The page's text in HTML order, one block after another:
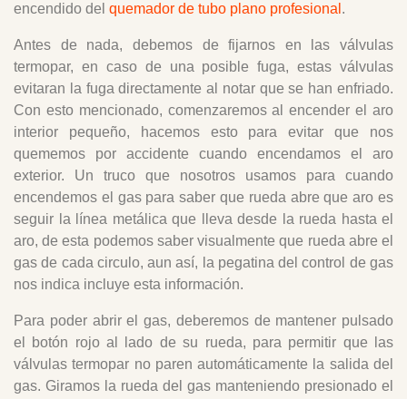
encendido del quemador de tubo plano profesional .
Antes de nada, debemos de fijarnos en las válvulas
termopar, en caso de una posible fuga, estas válvulas
evitaran la fuga directamente al notar que se han enfriado.
Con esto mencionado, comenzaremos al encender el aro
interior pequeño, hacemos esto para evitar que nos
quememos por accidente cuando encendamos el aro
exterior. Un truco que nosotros usamos para cuando
encendemos el gas para saber que rueda abre que aro es
seguir la línea metálica que lleva desde la rueda hasta el
aro, de esta podemos saber visualmente que rueda abre el
gas de cada circulo, aun así, la pegatina del control de gas
nos indica incluye esta información.
Para poder abrir el gas, deberemos de mantener pulsado
el botón rojo al lado de su rueda, para permitir que las
válvulas termopar no paren automáticamente la salida del
gas. Giramos la rueda del gas manteniendo presionado el